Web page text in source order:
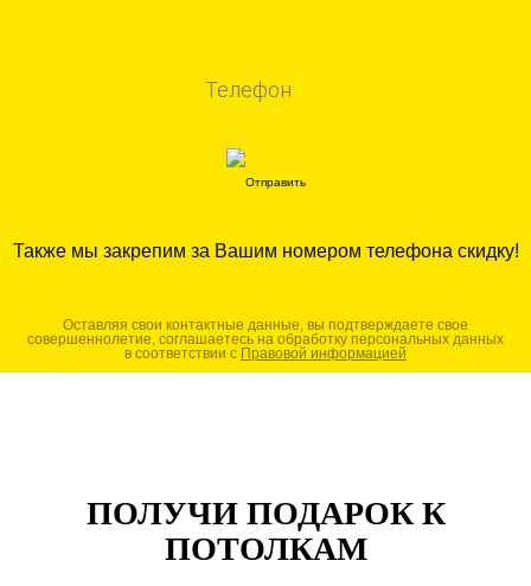
Также мы закрепим за Вашим номером телефона скидку!
Оставляя свои контактные данные, вы подтверждаете свое
совершеннолетие, соглашаетесь на обработку персональных данных
в соответствии с Правовой информацией
ПОЛУЧИ ПОДАРОК К
ПОТОЛКАМ